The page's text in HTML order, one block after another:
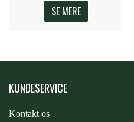
SE MERE
KUNDESERVICE
Kontakt os